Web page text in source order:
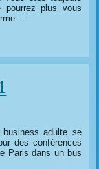
plus vous
business adulte se
des conférences
Paris dans un bus